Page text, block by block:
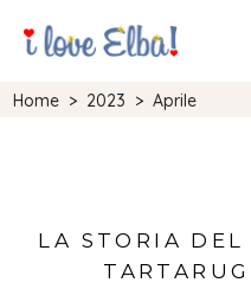
Home > 2023 >Aprile
LA STORIA DEL